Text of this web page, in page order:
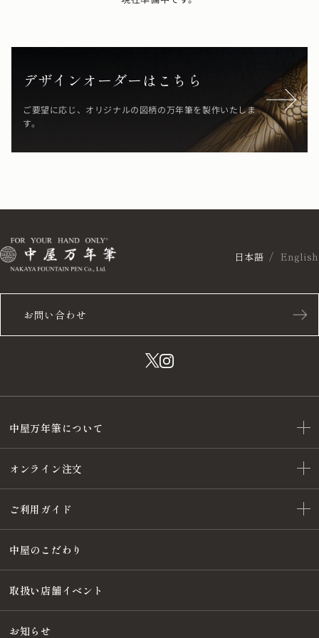
デザインオーダーはこちら
ご要望に応じ、オリジナルの図柄の万年筆を製作いたしま
す。
お問い合わせ
日本語 English
中屋万年筆について
オンライン注文
ご利用ガイド
中屋のこだわり
取扱い店舗イベント
お知らせ